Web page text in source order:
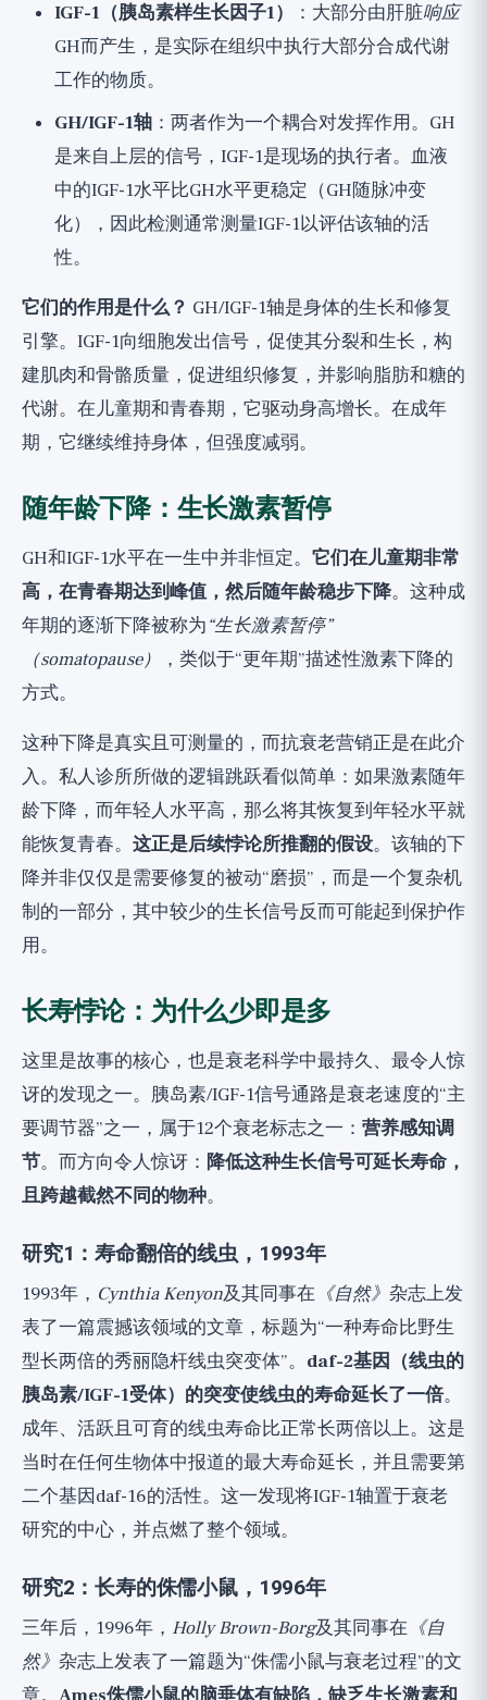
IGF-1（胰岛素样生长因子1）
：大部分由肝脏响应
GH而产生，是实际在组织中执行大部分合成代谢
工作的物质。
GH/IGF-1轴 ：两者作为一个耦合对发挥作用。GH
是来自上层的信号，IGF-1是现场的执行者。血液
中的IGF-1水平比GH水平更稳定（GH随脉冲变
化），因此检测通常测量IGF-1以评估该轴的活
性。
它们的作用是什么？ GH/IGF-1轴是身体的生长和修复
引擎。IGF-1向细胞发出信号，促使其分裂和生长，构
建肌肉和骨骼质量，促进组织修复，并影响脂肪和糖的
代谢。在儿童期和青春期，它驱动身高增长。在成年
期，它继续维持身体，但强度减弱。
随年龄下降：生长激素暂停
GH和IGF-1水平在一生中并非恒定。 它们在儿童期非常
高，在青春期达到峰值，然后随年龄稳步下降。这种成
年期的逐渐下降被称为“生长激素暂停”
（somatopause）
，类似于“更年期”描述性激素下降的
方式。
这种下降是真实且可测量的，而抗衰老营销正是在此介
入。私人诊所所做的逻辑跳跃看似简单：如果激素随年
龄下降，而年轻人水平高，那么将其恢复到年轻水平就
能恢复青春。 这正是后续悖论所推翻的假设。该轴的下
降并非仅仅是需要修复的被动“磨损”，而是一个复杂机
制的一部分，其中较少的生长信号反而可能起到保护作
用。
长寿悖论：为什么少即是多
这里是故事的核心，也是衰老科学中最持久、最令人惊
讶的发现之一。胰岛素/IGF-1信号通路是衰老速度的“主
要调节器”之一，属于12个衰老标志之一： 营养感知调
节。而方向令人惊讶： 降低这种生长信号可延长寿命，
且跨越截然不同的物种。
研究1：寿命翻倍的线虫，1993年
1993年， Cynthia Kenyon及其同事在 《自然》 杂志上发
表了一篇震撼该领域的文章，标题为“一种寿命比野生
型长两倍的秀丽隐杆线虫突变体”。 daf-2基因（线虫的
胰岛素/IGF-1受体）的突变使线虫的寿命延长了一倍。
成年、活跃且可育的线虫寿命比正常长两倍以上。这是
当时在任何生物体中报道的最大寿命延长，并且需要第
二个基因daf-16的活性。这一发现将IGF-1轴置于衰老
研究的中心，并点燃了整个领域。
研究2：长寿的侏儒小鼠，1996年
三年后，1996年， Holly Brown-Borg及其同事在 《自
然》 杂志上发表了一篇题为“侏儒小鼠与衰老过程”的文